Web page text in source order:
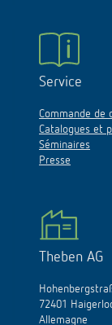
Service
Commande de
Catalogues et
Séminaires
Presse
Theben AG
72401
Allemagne